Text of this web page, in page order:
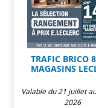
TRAFIC BRICO
MAGASINS
Valable du 21 juillet
2026